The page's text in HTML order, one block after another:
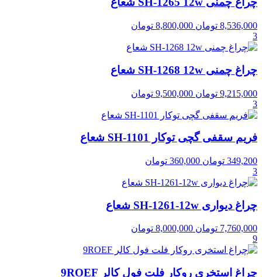
8,536,000 تومان 8,800,000 تومان
3
چراغ چمنی SH-1268 12w شعاع
9,215,000 تومان 9,500,000 تومان
3
فریم سقفی گچی توکار SH-1101 شعاع
349,200 تومان 360,000 تومان
3
چراغ دیواری SH-1261-12w شعاع
7,760,000 تومان 8,000,000 تومان
9
چراغ استخری روکار فلت فول کالر 9ROEF